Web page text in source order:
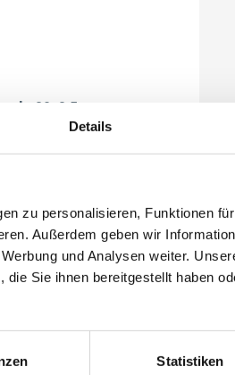
Details
zu personalisieren, Funktionen
Außerdem geben wir
und Analysen weiter.
Sie ihnen bereitgestellt haben
Statistiken
20x2,5mm